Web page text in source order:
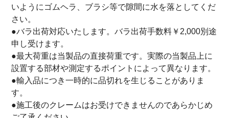
いようにゴムヘラ、ブラシ等で隙間に水を落としてくだ
さい。
●バラ出荷対応いたします。バラ出荷手数料￥2,000別途
申し受けます。
●最大荷重は当製品の直接荷重です。実際の当製品上に
設置する部材や測定するポイントによって異なります。
●輸入品につき一時的に品切れを生じることがありま
す。
●施工後のクレームはお受けできませんのであらかじめ